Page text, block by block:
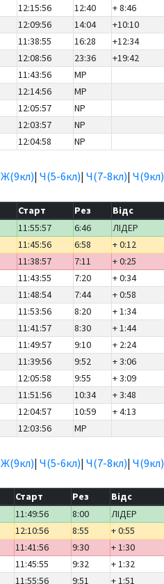
12:15:56 12:40
+ 8:46
12:09:56 14:04
+10:10
11:38:55 16:28
+12:34
12:08:56 23:36
+19:42
11:43:56
MP
12:14:56
MP
12:05:57
NP
12:03:57
NP
12:04:58 NP
Ж(9кл)| Ч(5-6кл)| Ч(7-8кл)| Ч(9кл)
Старт Рез
Відс
11:55:57 6:46
ЛІДЕР
11:45:56 6:58
+ 0:12
11:38:57 7:11
+ 0:25
11:43:55 7:20
+ 0:34
11:48:54 7:44
+ 0:58
11:53:56 8:20
+ 1:34
11:41:57 8:30
+ 1:44
11:49:57 9:10
+ 2:24
11:39:56 9:52
+ 3:06
12:05:58 9:55
+ 3:09
11:51:56 10:34
+ 3:48
12:04:57 10:59
+ 4:13
12:03:56 MP
Ж(9кл)| Ч(5-6кл)| Ч(7-8кл)| Ч(9кл)
Старт Рез
Відс
11:49:56 8:00
ЛІДЕР
12:10:56 8:55
+ 0:55
11:41:56 9:30
+ 1:30
11:45:55 9:32
+ 1:32
11:55:56 9:51 + 1:51